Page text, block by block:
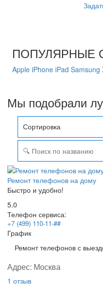
ПОПУЛЯРНЫЕ
Apple iPhone iPad Samsung
Мы подобрали
Сортировка
Ремонт телефонов на дому
Быстро и удобно!
5.0
Телефон сервиса:
+7 (499) 110-11-##
График
Ремонт телефонов с
Адрес: Москва
1 отзыв